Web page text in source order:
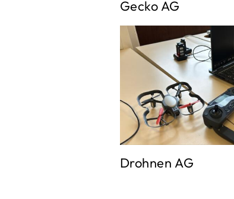
Gecko AG
Drohnen AG